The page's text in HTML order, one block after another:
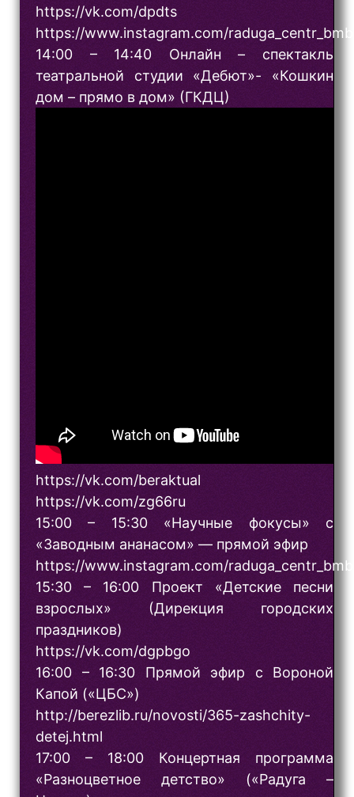
https://vk.com/dpdts
https://www.instagram.com/
14:00 – 14:40 Онлайн – спектакль
театральной студии «Дебют»- «Кошкин
дом – прямо в дом» (ГКДЦ)
https://vk.com/beraktual
https://vk.com/zg66ru
15:00 – 15:30 «Научные фокусы» с
«Заводным ананасом» — прямой эфир
https://www.instagram.com/
15:30 – 16:00 Проект «Детские песни
взрослых» (Дирекция городских
праздников)
https://vk.com/dgpbgo
16:00 – 16:30 Прямой эфир с Вороной
Капой («ЦБС»)
http://berezlib.ru/novosti/365-zashchity-
detej.html
17:00 – 18:00 Концертная программа
«Разноцветное детство» («Радуга –